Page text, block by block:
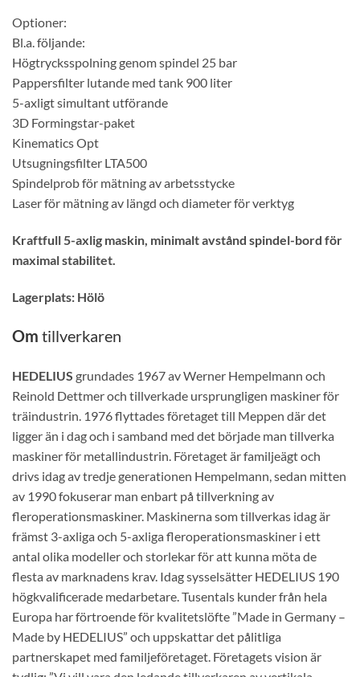
Optioner:
Bl.a. följande:
Högtrycksspolning genom spindel 25 bar
Pappersfilter lutande med tank 900 liter
5-axligt simultant utförande
3D Formingstar-paket
Kinematics Opt
Utsugningsfilter LTA500
Spindelprob för mätning av arbetsstycke
Laser för mätning av längd och diameter för verktyg
Kraftfull 5-axlig maskin, minimalt avstånd spindel-bord för
maximal stabilitet.
Lagerplats: Hölö
Om tillverkaren
HEDELIUS grundades 1967 av Werner Hempelmann och
Reinold Dettmer och tillverkade ursprungligen maskiner för
träindustrin. 1976 flyttades företaget till Meppen där det
ligger än i dag och i samband med det började man tillverka
maskiner för metallindustrin. Företaget är familjeägt och
drivs idag av tredje generationen Hempelmann, sedan mitten
av 1990 fokuserar man enbart på tillverkning av
fleroperationsmaskiner. Maskinerna som tillverkas idag är
främst 3-axliga och 5-axliga fleroperationsmaskiner i ett
antal olika modeller och storlekar för att kunna möta de
flesta av marknadens krav. Idag sysselsätter HEDELIUS 190
högkvalificerade medarbetare. Tusentals kunder från hela
Europa har förtroende för kvalitetslöfte ”Made in Germany –
Made by HEDELIUS” och uppskattar det pålitliga
partnerskapet med familjeföretaget. Företagets vision är